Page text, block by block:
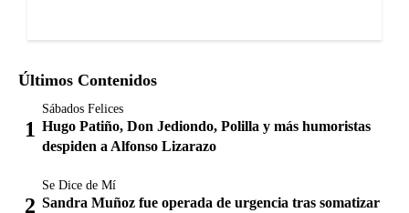
Últimos Contenidos
Sábados Felices
Hugo Patiño, Don Jediondo, Polilla y más humoristas
despiden a Alfonso Lizarazo
Se Dice de Mí
Sandra Muñoz fue operada de urgencia tras somatizar